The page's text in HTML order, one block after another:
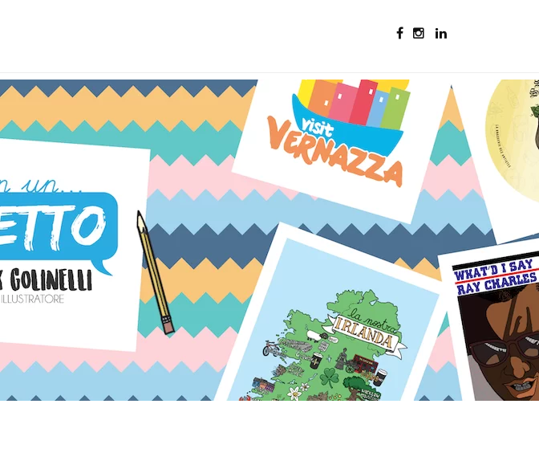
& updates